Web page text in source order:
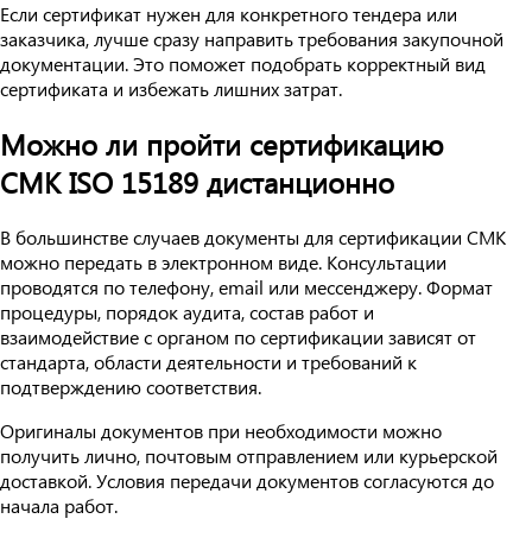
Если сертификат нужен для конкретного тендера или
заказчика, лучше сразу направить требования закупочной
документации. Это поможет подобрать корректный вид
сертификата и избежать лишних затрат.
Можно ли пройти сертификацию
СМК ISO 15189 дистанционно
В большинстве случаев документы для сертификации СМК
можно передать в электронном виде. Консультации
проводятся по телефону, email или мессенджеру. Формат
процедуры, порядок аудита, состав работ и
взаимодействие с органом по сертификации зависят от
стандарта, области деятельности и требований к
подтверждению соответствия.
Оригиналы документов при необходимости можно
получить лично, почтовым отправлением или курьерской
доставкой. Условия передачи документов согласуются до
начала работ.